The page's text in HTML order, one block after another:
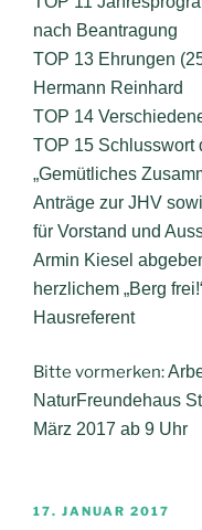
nach Beantragung
TOP 13 Ehrungen
Hermann Reinhard
TOP 14
TOP 15 Schlusswort
„Gemütliches
Anträge zur JHV
für Vorstand und
Armin Kiesel
herzlichem „Berg
Hausreferent
Bitte vormerken:
NaturFreundehaus
März 2017 ab 9 Uhr
VERÖFFENTLICHT
17. JANUAR 2017